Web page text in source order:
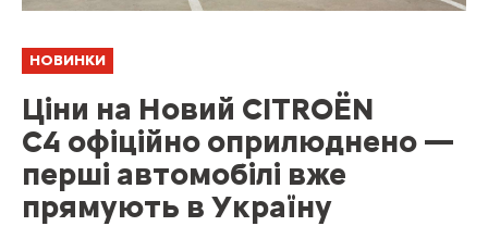
НОВИНКИ
Ціни на Новий CITROËN
C4 офіційно оприлюднено —
перші автомобілі вже
прямують в Україну